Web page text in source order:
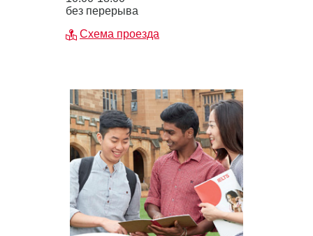
без перерыва
Схема проезда